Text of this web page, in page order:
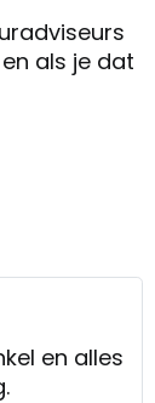
als je dat
en alles